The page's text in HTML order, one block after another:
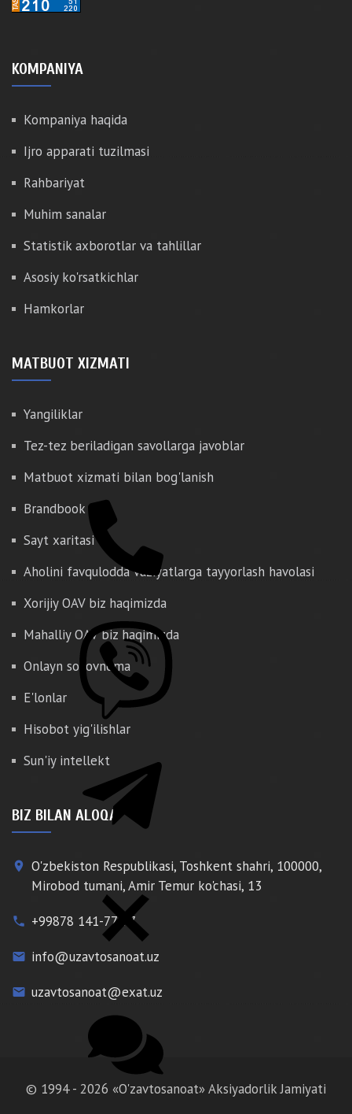
KOMPANIYA
Kompaniya haqida
Ijro apparati tuzilmasi
Rahbariyat
Muhim sanalar
Statistik axborotlar va tahlillar
Asosiy ko'rsatkichlar
Hamkorlar
MATBUOT XIZMATI
Yangiliklar
Tez-tez beriladigan savollarga javoblar
Matbuot xizmati bilan bog'lanish
Brandbook
Sayt xaritasi
Aholini favqulodda vaziyatlarga tayyorlash havolasi
Xorijiy OAV biz haqimizda
Mahalliy OAV biz haqimizda
Onlayn so'rovnoma
E'lonlar
Hisobot yig'ilishlar
Sun'iy intellekt
BIZ BILAN ALOQA
place O'zbekiston Respublikasi, Toshkent shahri, 100000,
Mirobod tumani, Amir Temur ko'chasi, 13
phone +99878 141-77-77
email info@uzavtosanoat.uz
email uzavtosanoat@exat.uz
© 1994 - 2026 «O'zavtosanoat» Aksiyadorlik Jamiyati